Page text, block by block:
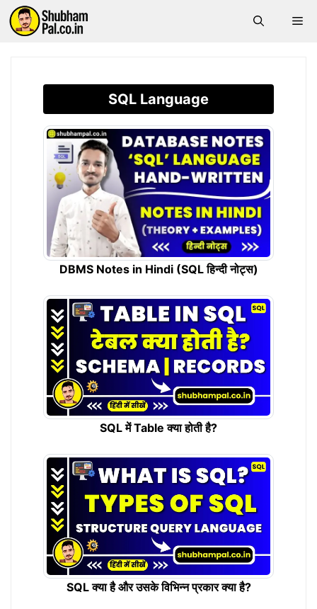
Skip
to
SQL Language
DBMS Notes in Hindi (SQL हिन्दी नोट्स)
SQL में Table क्या होती है?
SQL क्या है और उसके विभिन्न प्रकार क्या है?